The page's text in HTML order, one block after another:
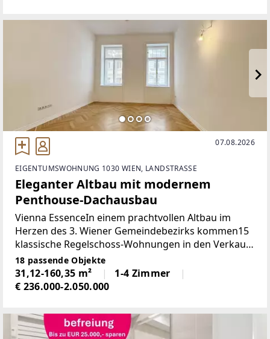
07.08.2026
EIGENTUMSWOHNUNG 1030 WIEN, LANDSTRASSE
Eleganter Altbau mit modernem
Penthouse-Dachausbau
Vienna EssenceIn einem prachtvollen Altbau im
Herzen des 3. Wiener Gemeindebezirks kommen15
klassische Regelschoss-Wohnungen in den Verkauf.
Ergänzt wurde das historische Gebäude durch
einen neu ausgebauten Dachgeschossbereich, in
dem fünf exklusive
18 passende Objekte
31,12-160,35 m²
1-4 Zimmer
€ 236.000-2.050.000